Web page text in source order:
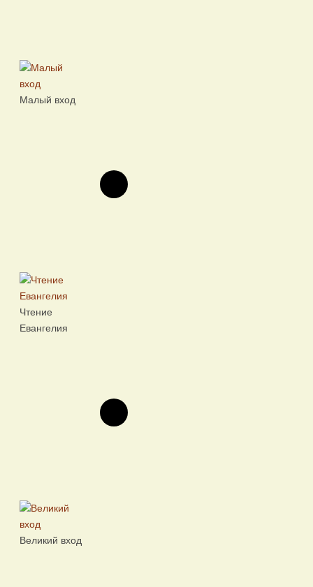
Малый вход
Чтение
Евангелия
Великий вход